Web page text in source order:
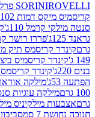
SORINI
דמות 102 ג'
קינדר
110ג'
קינדר קריסמס
פררו רושר קריסמיס סנטה
תיק מיקס 193ג'
קריסמיס ביצה ענקית בנות
קינדר קריסמס דמויות עם
מילקה אוראו סנדוויץ 92 גרם
עוגיות סנסיישן 156 גרם
מילקה 87.5 גרם
סמ
סביבון מוט נס גדול